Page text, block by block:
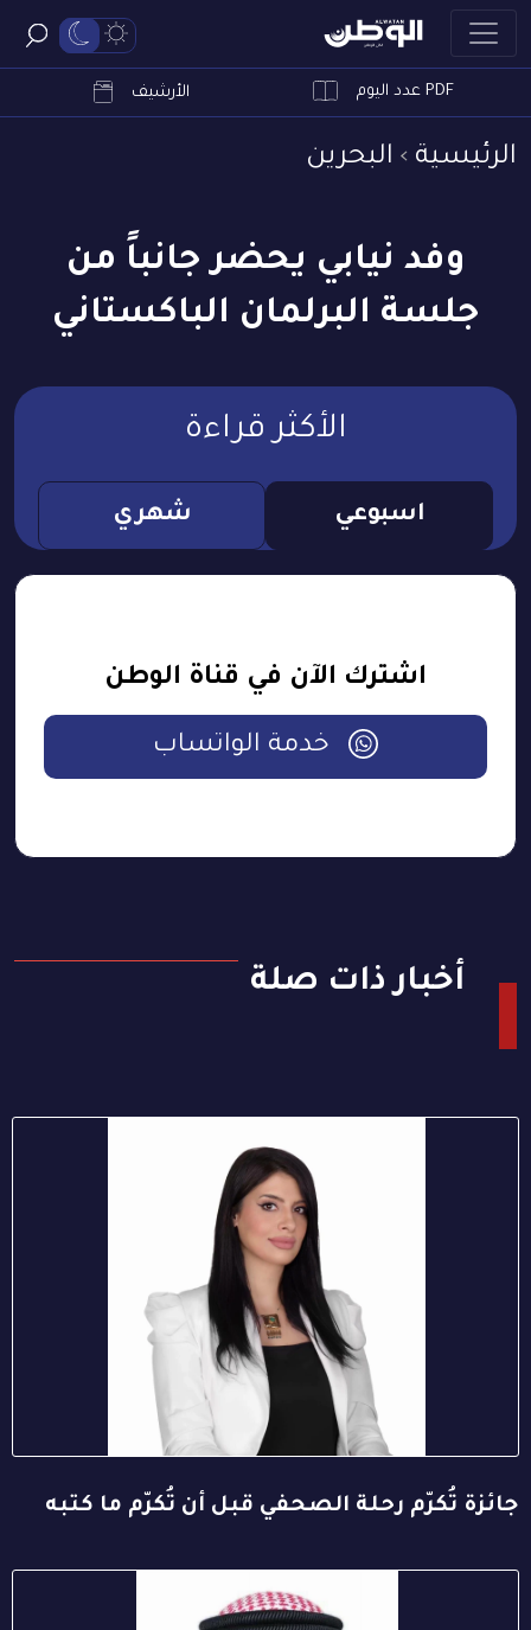
PDF عدد اليوم الأرشيف
الرئيسية البحرين
وفد نيابي يحضر جانباً من
جلسة البرلمان الباكستاني
الأكثر قراءة
اسبوعي شهري
اشترك الآن في قناة الوطن
خدمة الواتساب
أخبار ذات صلة
جائزة تُكرّم رحلة الصحفي قبل أن تُكرّم ما كتبه